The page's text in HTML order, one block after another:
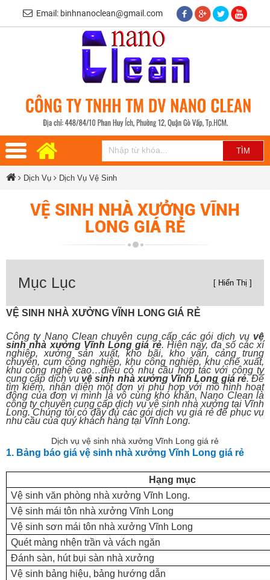
Email: binhnanoclean@gmail.com
Dịch Vụ Dịch Vụ Vệ Sinh
VỆ SINH NHÀ XƯỞNG VĨNH
LONG GIÁ RẺ
Mục Lục [ Hiển Thị ]
VỆ SINH NHÀ XƯỞNG VĨNH LONG GIÁ RẺ
Công ty Nano Clean chuyên cung cấp các gói dịch vụ vệ
sinh nhà xưởng Vĩnh Long giá rẻ. Hiện nay, đa số các xí
nghiệp, xưởng sản xuất, kho bãi, kho vận, cảng trung
chuyển, cụm công nghiệp, khu công nghiệp, khu chế xuất,
khu công nghệ cao…điều có nhu cầu hợp tác với công ty
cung cấp dịch vụ vệ sinh nhà xưởng Vĩnh Long giá rẻ. Để
tìm kiếm, nhận diện một đơn vị phù hợp với mô hình hoạt
động của đơn vị mình là vô cùng khó khăn. Nano Clean là
công ty chuyên cung cấp dịch vụ vệ sinh nhà xưởng tại Vĩnh
Long. Chúng tôi có đầy đủ các gói dịch vụ giá rẻ để phục vụ
nhu cầu của quý khách hàng tạiVĩnh Long.
Dịch vụ vệ sinh nhà xưởng Vĩnh Long giá rẻ
1. Bảng báo giá vệ sinh nhà xưởng Vĩnh Long giá rẻ
Hạng mục
Vệ sinh văn phòng nhà xưởng Vĩnh Long.
Vệ sinh mái tôn nhà xưởngVĩnh Long
Vệ sinh sơn mái tôn nhà xưởngVĩnh Long
Quét màng nhện trần và vách ngăn
Đánh sàn, hút bụi sàn nhà xưởng
Vệ sinh bảng hiệu, bảng hướng dẫn